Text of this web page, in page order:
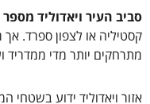
סביב העיר ויאדוליד
קסטיליה או לצפון ספרד. אך
מתרחקים יותר מדי ממדריד
אזור ויאדוליד ידוע